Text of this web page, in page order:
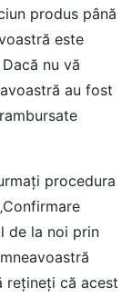
produs până
este
nu vă
au fost
procedura
de la noi prin
reţineţi că acest